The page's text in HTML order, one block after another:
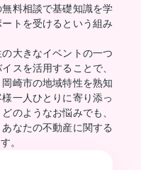
料相談で基礎知識を学
トを受けるという組み
大きなイベントの一つ
スを活用することで、
崎市の地域特性を熟知
一人ひとりに寄り添っ
のようなお悩みでも、
なたの不動産に関する
。